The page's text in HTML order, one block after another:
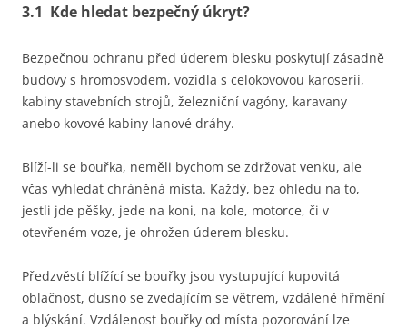
3.1 Kde hledat bezpečný úkryt?
Bezpečnou ochranu před úderem blesku poskytují zásadně
budovy s hromosvodem, vozidla s celokovovou karoserií,
kabiny stavebních strojů, železniční vagóny, karavany
anebo kovové kabiny lanové dráhy.
Blíží-li se bouřka, neměli bychom se zdržovat venku, ale
včas vyhledat chráněná místa. Každý, bez ohledu na to,
jestli jde pěšky, jede na koni, na kole, motorce, či v
otevřeném voze, je ohrožen úderem blesku.
Předzvěstí blížící se bouřky jsou vystupující kupovitá
oblačnost, dusno se zvedajícím se větrem, vzdálené hřmění
a blýskání. Vzdálenost bouřky od místa pozorování lze